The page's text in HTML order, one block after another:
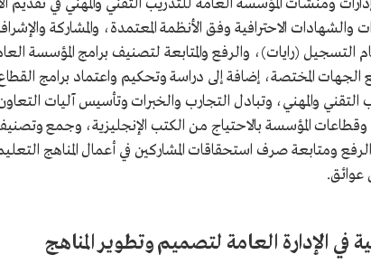
ومنشآت المؤسسة العامة للتدريب التقني والمهني في
والشهادات الاحترافية وفق الأنظمة المعتمدة، والمشاركة
التسجيل (رايات)، والرفع والمتابعة لتصنيف برامج المؤسسة
الجهات المختصة، إضافة إلى دراسة وتحكيم واعتماد برامج
التقني والمهني، وتبادل التجارب والخبرات وتأسيس آليات
المؤسسة بالاحتياج من الكتب الإنجليزية، وجمع
ومتابعة صرف استحقاقات المشاركين في أعمال المناهج
عوائق.
في الإدارة العامة لتصميم وتطوير المناهج